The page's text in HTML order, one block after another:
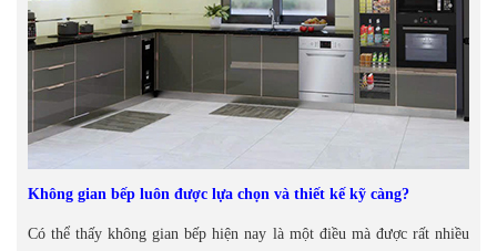
Không gian bếp luôn được lựa chọn và thiết kế kỹ càng?
Có thể thấy không gian bếp hiện nay là một điều mà được rất nhiều